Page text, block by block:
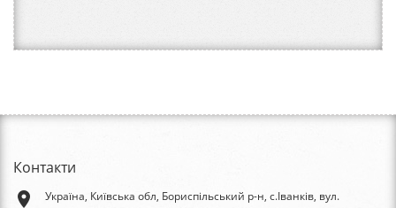
Контакти
place
Україна, Київська обл, Бориспільський р-н, с.Іванків, вул.